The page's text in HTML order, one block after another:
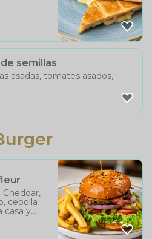
semillas
asadas, tomates asados,
cebolla
casa y